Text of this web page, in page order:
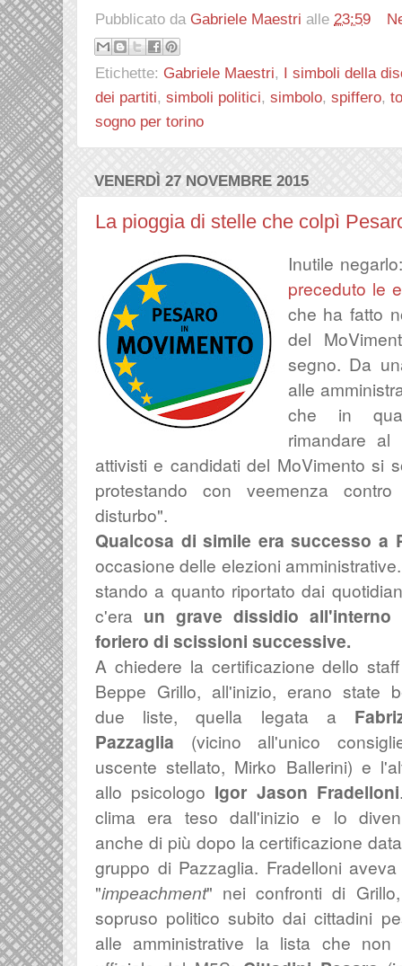
Pubblicato da Gabriele Maestri alle 23:59
Etichette: Gabriele Maestri, I simboli della
dei partiti, simboli politici, simbolo, spiffero,
sogno per torino
VENERDÌ 27 NOVEMBRE 2015
La pioggia di stelle che colpì
Inutile
preceduto le
che ha fatto
del
segno. Da
alle
che in
rimandare al
attivisti e candidati del MoVimento si
protestando con veemenza
disturbo".
Qualcosa di simile era successo a
occasione delle elezioni
stando a quanto riportato dai
c'era un grave dissidio
foriero di scissioni successive.
A chiedere la certificazione dello
Beppe Grillo, all'inizio, erano state
due liste, quella legata a
Pazzaglia (vicino all'unico
uscente stellato, Mirko Ballerini) e
allo psicologo Igor Jason Fradelloni
clima era teso dall'inizio e lo
anche di più dopo la certificazione
gruppo di Pazzaglia. Fradelloni
"impeachment" nei confronti di
sopruso politico subito dai cittadini
alle amministrative la lista che